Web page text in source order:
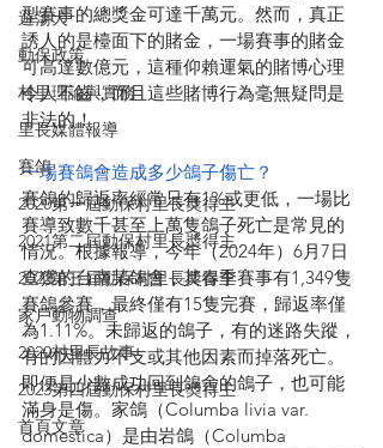
遊蕩犬
動保政策
村里理論與實務
里長媒體報導
賽鴿
2020第一屆動保村里長奬得主
2021第二屆動保村里長奬得主
2022第三屆動保村里長奬得主
家戶動物調查
2020村里長故事
2023第四屆動保村里長奬得主
首頁文章
型賽事的總獎金可達千萬元。然而，真正
誘人的是檯面下的賭金，一場賽事的賭金
可高達數億元，這種仰賴運氣的賭博心理
令人不齒，而且這些賭博行為毫無疑問是
非法的！
一場賽鴿會造成多少鴿子傷亡？
賽鴿的歸返率經常只有1%或更低，一場比
賽導致數千甚至上萬隻鴿子死亡是常見的
情況。根據報導，今年（2024年）6月7日
查獲的台南某鴿會，其春季賽事有1,349隻
賽鴿參賽，最終僅有15隻完賽，歸返率僅
為1.11%。未歸返的鴿子，有的迷路失蹤，
有的因體力不支或其他因素而掉落死亡。
即便是少數成功回到鴿舍的鴿子，也可能
滿身是傷。家鴿（Columba livia var.
domestica）是由岩鴿（Columba